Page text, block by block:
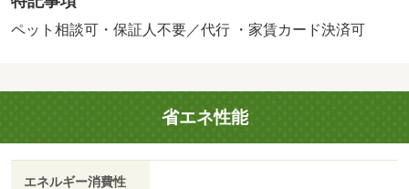
途実費］更新事務手数料 ２２，０００円がかかります。
契約時にクリーニング費８０，０００円、鍵セット費３，
レ別／エアコン／フローリング／シャワー付洗面台／ＴＶ
インターホン／浴室乾燥機／室内洗濯置／シューズボック
ス／システムキッチン／追焚機能浴室／温水洗浄便座／洗
面所独立／２口コンロ／駐輪場／宅配ボックス／即入居可
ペット相談可・保証人不要／代行 ・家賃カード決済可
省エネ性能
エネルギー消費性